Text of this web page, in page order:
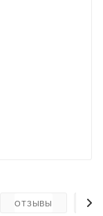
ОТЗЫВЫ